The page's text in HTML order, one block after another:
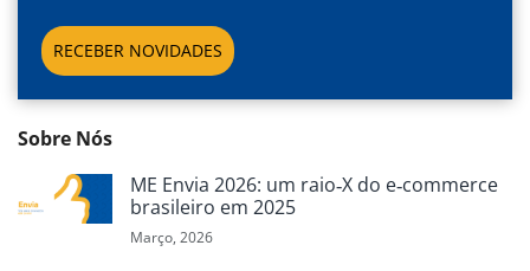
RECEBER NOVIDADES
Sobre Nós
ME Envia 2026: um raio‑X do e‑commerce
brasileiro em 2025
Março, 2026